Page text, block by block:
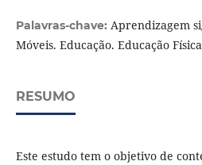
Palavras-chave: Aprendizagem
Móveis. Educação. Educação
RESUMO
Este estudo tem o objetivo de